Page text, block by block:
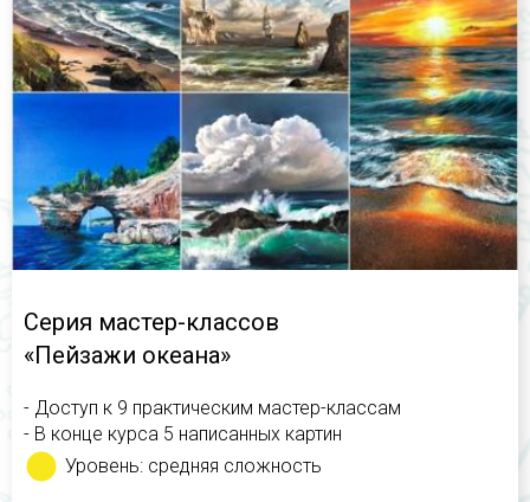
Серия мастер-классов
«Пейзажи океана»
- Доступ к 9 практическим мастер-классам
- В конце курса 5 написанных картин
Уровень: средняя сложность